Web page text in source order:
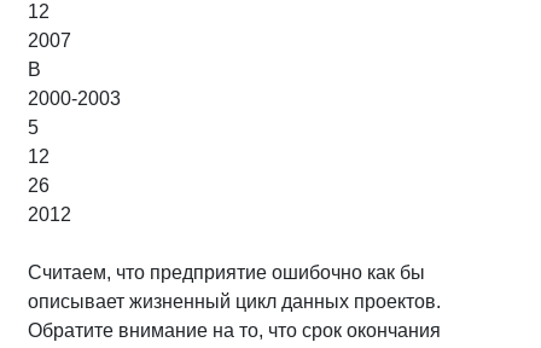
12
2007
В
2000-2003
5
12
26
2012
Считаем, что предприятие ошибочно как бы
описывает жизненный цикл данных проектов.
Обратите внимание на то, что срок окончания